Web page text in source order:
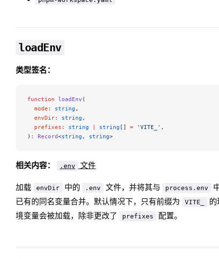
loadEnv
类型签名：
function loadEnv (
  mode
: string ,
  envDir
: string ,
  prefixes
: string string [] = 'VITE_' ,
) : Record<string , string>
相关内容： .env 文件
加载 envDir 中的 .env 文件，并将其与 process.env
已有的同名变量合并。默认情况下，只有前缀为
VITE_
的
境变量会被加载，除非更改了
prefixes 配置。